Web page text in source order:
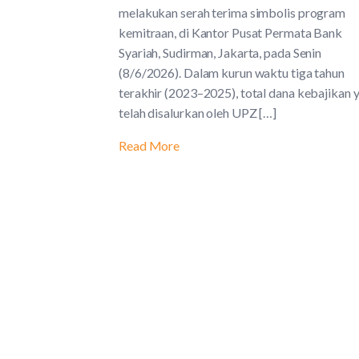
melakukan serah terima simbolis program
kemitraan, di Kantor Pusat Permata Bank
Syariah, Sudirman, Jakarta, pada Senin
(8/6/2026). Dalam kurun waktu tiga tahun
terakhir (2023–2025), total dana kebajikan
telah disalurkan oleh UPZ […]
Read More